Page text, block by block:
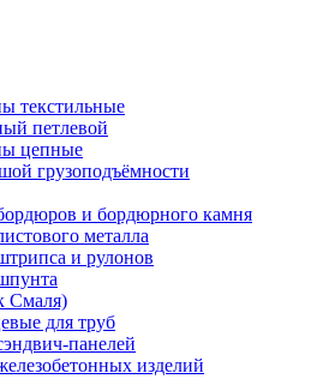
текстильные
петлевой
цепные
грузоподъёмности
и бордюрного камня
металла
и рулонов
Смаля)
для труб
панелей
изделий